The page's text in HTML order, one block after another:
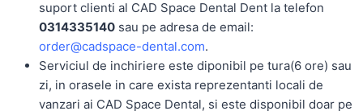
suport clienti al CAD Space Dental Dent la telefon
0314335140 sau pe adresa de email:
order@cadspace-dental.com.
Serviciul de inchiriere este diponibil pe tura(6 ore) sau
zi, in orasele in care exista reprezentanti locali de
vanzari ai CAD Space Dental, si este disponibil doar pe